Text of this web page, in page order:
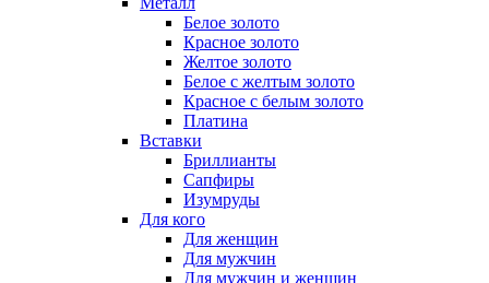
Белое золото
Красное золото
Желтое золото
Белое с желтым золото
Красное с белым золото
Платина
Вставки
Бриллианты
Сапфиры
Изумруды
Для кого
Для женщин
Для мужчин
Для мужчин и женщин